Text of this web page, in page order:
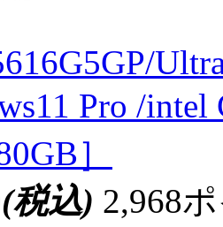
Pro /
］
(税込) 2,968